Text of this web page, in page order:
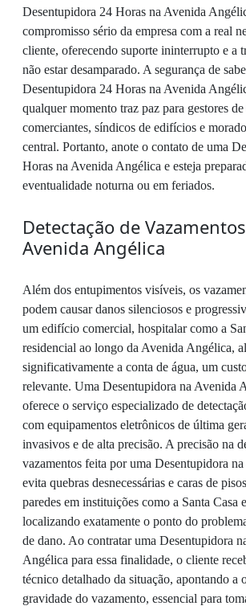
Desentupidora 24 Horas na Avenida
compromisso sério da empresa com a real
cliente, oferecendo suporte ininterrupto e a
não estar desamparado. A segurança de
Desentupidora 24 Horas na Avenida
qualquer momento traz paz para gestores
comerciantes, síndicos de edifícios e
central. Portanto, anote o contato de uma
Horas na Avenida Angélica e esteja
eventualidade noturna ou em feriados.
Detectação de
Avenida Angélica
Além dos entupimentos visíveis, os
podem causar danos silenciosos e
um edifício comercial, hospitalar como a
residencial ao longo da Avenida Angélica,
significativamente a conta de água, um
relevante. Uma Desentupidora na Avenida
oferece o serviço especializado de
com equipamentos eletrônicos de última
invasivos e de alta precisão. A precisão na
vazamentos feita por uma Desentupidora
evita quebras desnecessárias e caras de
paredes em instituições como a Santa Casa
localizando exatamente o ponto do
de dano. Ao contratar uma Desentupidora
Angélica para essa finalidade, o cliente
técnico detalhado da situação, apontando a
gravidade do vazamento, essencial para